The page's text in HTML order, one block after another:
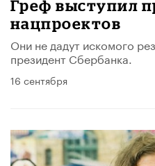
Греф выступил
нацпроектов
Они не дадут искомого
президент Сбербанка.
16 сентября